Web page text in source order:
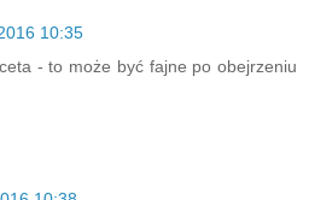
10:35
- to może być fajne po obejrzeniu